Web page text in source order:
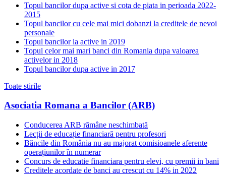
Topul bancilor dupa active si cota de piata in perioada 2022-
2015
Topul bancilor cu cele mai mici dobanzi la creditele de nevoi
personale
Topul bancilor la active in 2019
Topul celor mai mari banci din Romania dupa valoarea
activelor in 2018
Topul bancilor dupa active in 2017
Toate stirile
Asociatia Romana a Bancilor (ARB)
Conducerea ARB rămâne neschimbată
Lecții de educație financiară pentru profesori
Băncile din România nu au majorat comisioanele aferente
operațiunilor în numerar
Concurs de educatie financiara pentru elevi, cu premii in bani
Creditele acordate de banci au crescut cu 14% in 2022